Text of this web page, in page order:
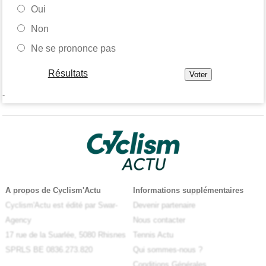
Oui
Non
Ne se prononce pas
Résultats
-
A propos de Cyclism'Actu
Cyclism'Actu est édité par Swar-
Agency
17 rue de la Suarlée, 5080 Rhisnes
SPRLS BE 0836.273.820
Informations supplémentaires
Devenir partenaire
Nous contacter
Tennis Actu
Qui sommes-nous ?